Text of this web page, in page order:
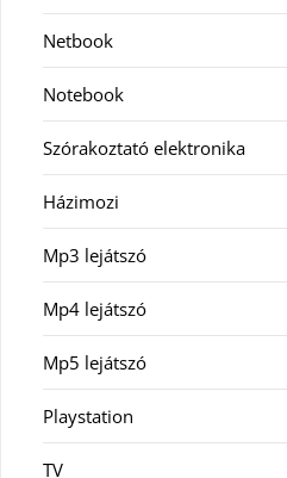
Netbook
Notebook
Szórakoztató elektronika
Házimozi
Mp3 lejátszó
Mp4 lejátszó
Mp5 lejátszó
Playstation
TV